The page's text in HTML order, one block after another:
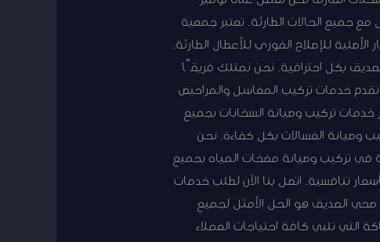
مع جميع الحالات الطارئة. تعتبر جمعية
للإصلاح الفوري للأعطال الطارئة.
بكل احترافية. نحن نمتلك فريقًا
خدمات تركيب المغاسل والمراحيض
خدمات تركيب وصيانة السخانات بجميع
وصيانة الغسالات بكل كفاءة. نحن
في تركيب وصيانة مضخات المياه بجميع
تنافسية. اتصل بنا الآن لطلب خدمات
الصديق هو الحل الأمثل لجميع
تلبي كافة احتياجات العملاء